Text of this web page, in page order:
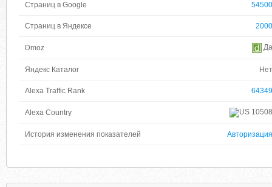
Страниц в Google 54500
Страниц в Яндексе 2000
Dmoz Да
Яндекс Каталог Нет
Alexa Traffic Rank 64349
Alexa Country 10508
История изменения показателей Авторизация